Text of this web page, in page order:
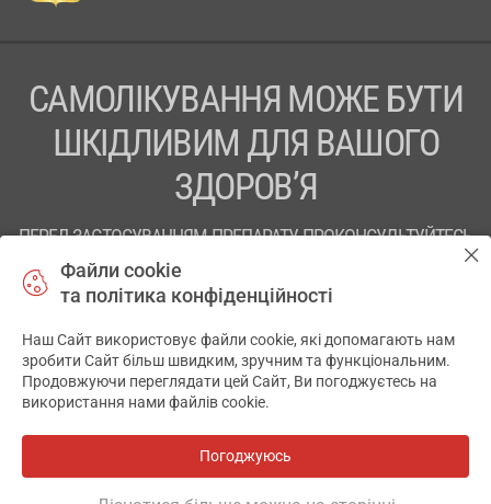
САМОЛІКУВАННЯ МОЖЕ БУТИ
ШКІДЛИВИМ ДЛЯ ВАШОГО
ЗДОРОВ’Я
ПЕРЕД ЗАСТОСУВАННЯМ ПРЕПАРАТУ ПРОКОНСУЛЬТУЙТЕСЬ
ТОВ «АПТЕКА 911.ЮА» Код ЄДРПОУ 43631965.
Відмова від відповідальності
© 2014-2026. Медична інформаційна система АПТЕКА911.ЮА
Файли cookie
та політика конфіденційності
Наш Сайт використовує файли cookie, які допомагають нам
зробити Сайт більш швидким, зручним та функціональним.
Продовжуючи переглядати цей Сайт, Ви погоджуєтесь на
використання нами файлів cookie.
Погоджуюсь